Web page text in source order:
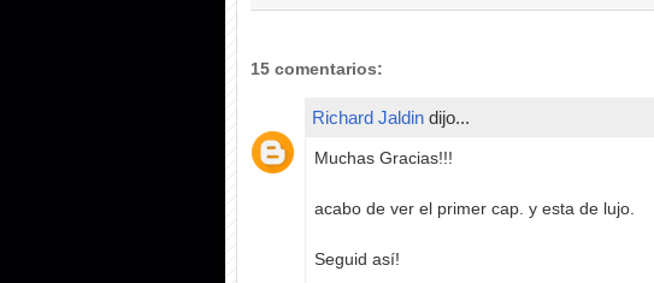
15 comentarios:
Richard Jaldin dijo...
Muchas Gracias!!!
acabo de ver el primer cap. y esta de lujo.
Seguid así!